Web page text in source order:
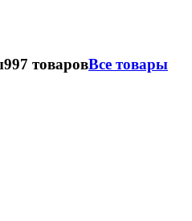
997 товаровВсе товары